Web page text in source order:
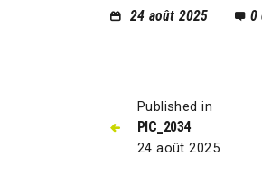
24 août 2025 0
Published in
PIC_2034
24 août 2025